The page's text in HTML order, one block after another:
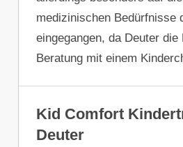
medizinischen Bedürfnisse
eingegangen, da Deuter die
Beratung mit einem
Kid Comfort
Deuter